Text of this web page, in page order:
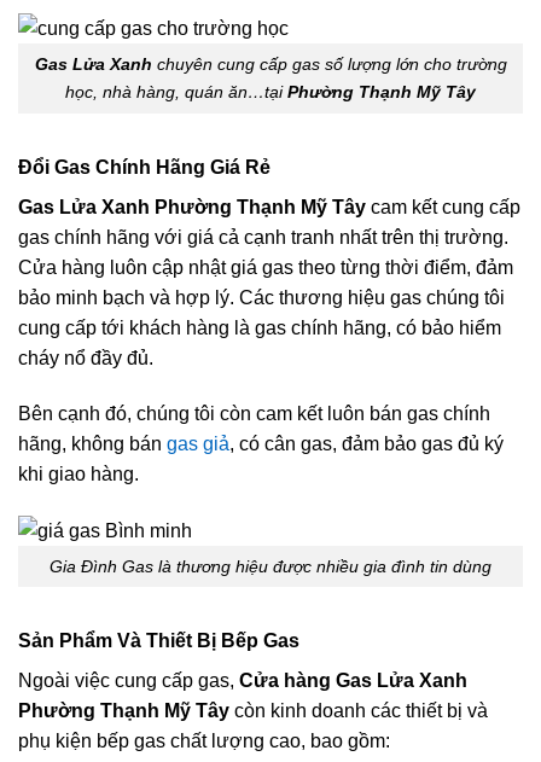
Gas Lửa Xanh chuyên cung cấp gas số lượng lớn cho trường
học, nhà hàng, quán ăn…tạiPhường Thạnh Mỹ Tây
Đổi Gas Chính Hãng Giá Rẻ
Gas Lửa Xanh Phường Thạnh Mỹ Tây cam kết cung cấp
gas chính hãng với giá cả cạnh tranh nhất trên thị trường.
Cửa hàng luôn cập nhật giá gas theo từng thời điểm, đảm
bảo minh bạch và hợp lý. Các thương hiệu gas chúng tôi
cung cấp tới khách hàng là gas chính hãng, có bảo hiểm
cháy nổ đầy đủ.
Bên cạnh đó, chúng tôi còn cam kết luôn bán gas chính
hãng, không bán gas giả, có cân gas, đảm bảo gas đủ ký
khi giao hàng.
Gia Đình Gas là thương hiệu được nhiều gia đình tin dùng
Sản Phẩm Và Thiết Bị Bếp Gas
Ngoài việc cung cấp gas, Cửa hàng Gas Lửa Xanh
Phường Thạnh Mỹ Tây còn kinh doanh các thiết bị và
phụ kiện bếp gas chất lượng cao, bao gồm: